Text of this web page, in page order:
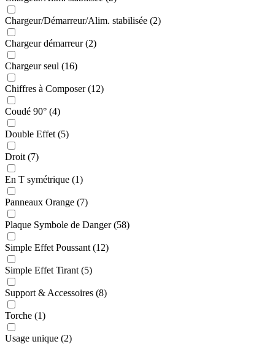
Chargeur/Démarreur/Alim. stabilisée (2)
Chargeur démarreur (2)
Chargeur seul (16)
Chiffres à Composer (12)
Coudé 90° (4)
Double Effet (5)
Droit (7)
En T symétrique (1)
Panneaux Orange (7)
Plaque Symbole de Danger (58)
Simple Effet Poussant (12)
Simple Effet Tirant (5)
Support & Accessoires (8)
Torche (1)
Usage unique (2)